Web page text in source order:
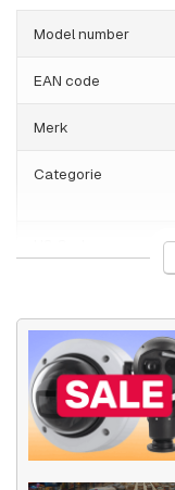
Model number
EAN code
Merk
Categorie
Gewicht
Grootte (lxbxh)
Camera
eigenschappen